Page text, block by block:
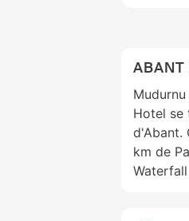
ABANT
Hotel se
d'Abant.
km de